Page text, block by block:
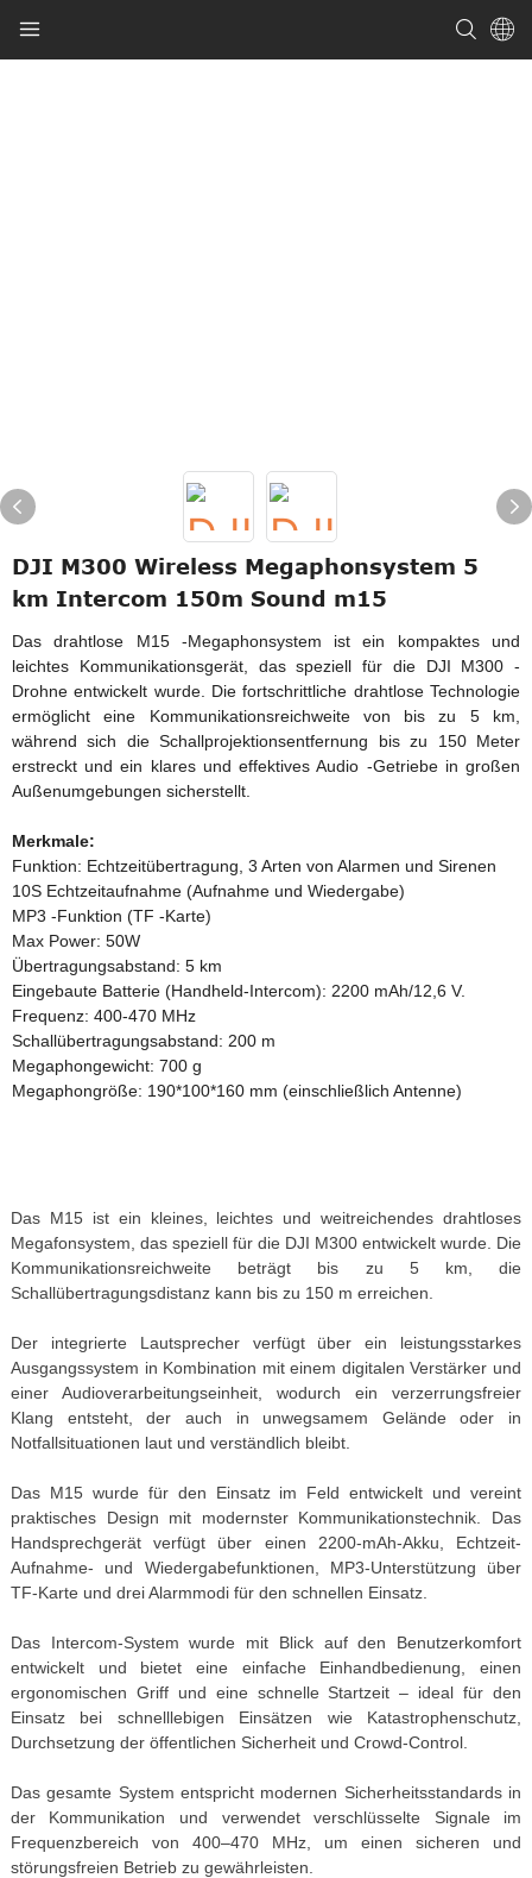
DJI M300 Wireless Megaphonsystem 5
km Intercom 150m Sound m15
Das drahtlose M15 -Megaphonsystem ist ein kompaktes und
leichtes Kommunikationsgerät, das speziell für die DJI M300 -
Drohne entwickelt wurde. Die fortschrittliche drahtlose Technologie
ermöglicht eine Kommunikationsreichweite von bis zu 5 km,
während sich die Schallprojektionsentfernung bis zu 150 Meter
erstreckt und ein klares und effektives Audio -Getriebe in großen
Außenumgebungen sicherstellt.
Merkmale:
Funktion: Echtzeitübertragung, 3 Arten von Alarmen und Sirenen
10S Echtzeitaufnahme (Aufnahme und Wiedergabe)
MP3 -Funktion (TF -Karte)
Max Power: 50W
Übertragungsabstand: 5 km
Eingebaute Batterie (Handheld-Intercom): 2200 mAh/12,6 V.
Frequenz: 400-470 MHz
Schallübertragungsabstand: 200 m
Megaphongewicht: 700 g
Megaphongröße: 190*100*160 mm (einschließlich Antenne)
Das M15 ist ein kleines, leichtes und weitreichendes drahtloses
Megafonsystem, das speziell für die DJI M300 entwickelt wurde. Die
Kommunikationsreichweite beträgt bis zu 5 km, die
Schallübertragungsdistanz kann bis zu 150 m erreichen.
Der integrierte Lautsprecher verfügt über ein leistungsstarkes
Ausgangssystem in Kombination mit einem digitalen Verstärker und
einer Audioverarbeitungseinheit, wodurch ein verzerrungsfreier
Klang entsteht, der auch in unwegsamem Gelände oder in
Notfallsituationen laut und verständlich bleibt.
Das M15 wurde für den Einsatz im Feld entwickelt und vereint
praktisches Design mit modernster Kommunikationstechnik. Das
Handsprechgerät verfügt über einen 2200-mAh-Akku, Echtzeit-
Aufnahme- und Wiedergabefunktionen, MP3-Unterstützung über
TF-Karte und drei Alarmmodi für den schnellen Einsatz.
Das Intercom-System wurde mit Blick auf den Benutzerkomfort
entwickelt und bietet eine einfache Einhandbedienung, einen
ergonomischen Griff und eine schnelle Startzeit – ideal für den
Einsatz bei schnelllebigen Einsätzen wie Katastrophenschutz,
Durchsetzung der öffentlichen Sicherheit und Crowd-Control.
Das gesamte System entspricht modernen Sicherheitsstandards in
der Kommunikation und verwendet verschlüsselte Signale im
Frequenzbereich von 400–470 MHz, um einen sicheren und
störungsfreien Betrieb zu gewährleisten.